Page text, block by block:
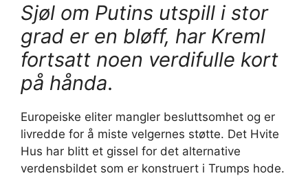
Sjøl om Putins utspill i stor
grad er en bløff, har Kreml
fortsatt noen verdifulle kort
på hånda.
Europeiske eliter mangler besluttsomhet og er
livredde for å miste velgernes støtte. Det Hvite
Hus har blitt et gissel for det alternative
verdensbildet som er konstruert i Trumps hode.